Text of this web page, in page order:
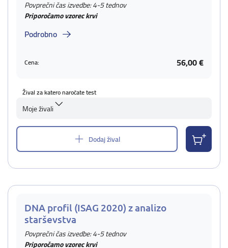
Povprečni čas izvedbe: 4-5 tednov
Priporočamo vzorec krvi
Podrobno
Cena: 56,00 €
Žival za katero naročate test
Moje živali
Dodaj žival
DNA profil (ISAG 2020) z analizo
starševstva
Povprečni čas izvedbe: 4-5 tednov
Priporočamo vzorec krvi